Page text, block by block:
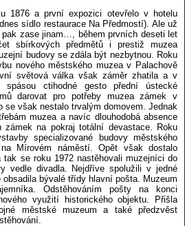
1876 a první expozici otevřelo v hotelu
sídlo restaurace Na Předmostí). Ale už
zase jinam…, během prvních deseti let
sbírkových předmětů i prestiž muzea
budovy se zdála být nezbytnou. Roku
nového městského muzea v Palachově
světová válka však záměr zhatila a v
ctihodné gesto přední ústecké
darovat pro potřeby muzea zámek v
však nestalo trvalým domovem. Jednak
muzea a navíc dlouhodobá absence
na pokraj totální devastace. Roku
specializované budovy městského
Mírovém náměstí. Opět však dostalo
tak se roku 1972 nastěhovali muzejníci do
vedle divadla. Nejdříve spolužili v jedné
bývalé třídy hlavní pošta. Muzeum
Odstěhováním pošty na konci
využití historického objektu. Přišla
městské muzeum a také předzvěst